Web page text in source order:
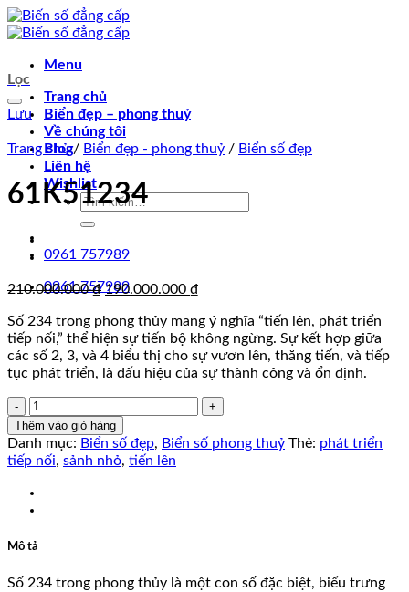
Chuyển
đến
dung
Menu
Trang chủ
Biển đẹp – phong thuỷ
Về chúng tôi
Blog
Liên hệ
Wishlist
Tìm
0961 757989
0961 757989
Lọc
Lưu
Trang chủ / Biển đẹp - phong thuỷ / Biển số đẹp
61K51234
210.000.000₫ Giá
là:
210.000.000 ₫.
190.000.000 ₫
tại
là:
190.000.000 ₫.
Số 234 trong phong thủy mang ý nghĩa “tiến lên, phát triển
tiếp nối,” thể hiện sự tiến bộ không ngừng. Sự kết hợp giữa
các số 2, 3, và 4 biểu thị cho sự vươn lên, thăng tiến, và tiếp
tục phát triển, là dấu hiệu của sự thành công và ổn định.
61K51234
số
lượng
Thêm vào giỏ hàng
Danh mục: Biển số đẹp, Biển số phong thuỷ Thẻ: phát triển
tiếp nối, sảnh nhỏ, tiến lên
Mô tả
Số 234 trong phong thủy là một con số đặc biệt, biểu trưng